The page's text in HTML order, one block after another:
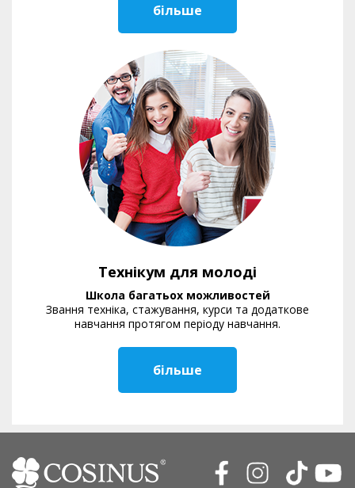
більше
Технікум для молоді
Школа багатьох можливостей
Звання техніка, стажування, курси та додаткове
навчання протягом періоду навчання.
більше